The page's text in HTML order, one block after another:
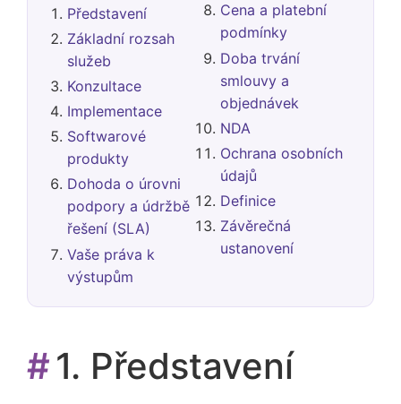
Představení
Základní rozsah
služeb
Konzultace
Implementace
Softwarové
produkty
Dohoda o úrovni
podpory a údržbě
řešení (SLA)
Vaše práva k
výstupům
Cena a platební
podmínky
Doba trvání
smlouvy a
objednávek
NDA
Ochrana osobních
údajů
Definice
Závěrečná
ustanovení
#1. Představení